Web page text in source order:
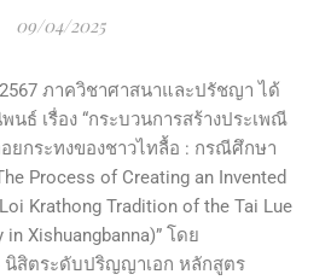
09/04/2025
ภาควิชาศาสนาและปรัชญา ได้
ธ์ เรื่อง “กระบวนการสร้างประเพณี
ยกระทงของชาวไทลื้อ : กรณีศึกษา
Process of Creating an Invented
Krathong Tradition of the Tai Lue
in Xishuangbanna)” โดย
นิสิตระดับปริญญาเอก หลักสูตร